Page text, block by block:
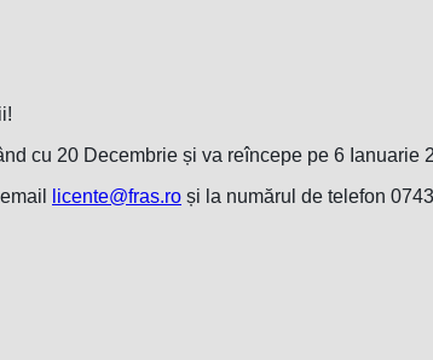
cu 20 Decembrie și va reîncepe pe 6 Ianuarie
licente@fras.ro și la numărul de telefon